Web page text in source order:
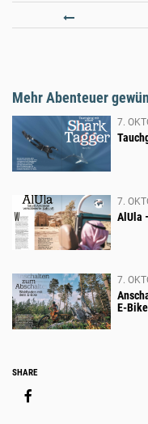
-
MIT
DEM
BIKE
Mehr Abenteuer
7.
7.
AlUla
7.
E-Bike
Social
Media
Share
SHARE